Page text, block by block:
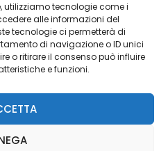
utilizziamo tecnologie come i
alle informazioni del
tecnologie ci permetterà di
di navigazione o ID unici
o ritirare il consenso può influire
e funzioni.